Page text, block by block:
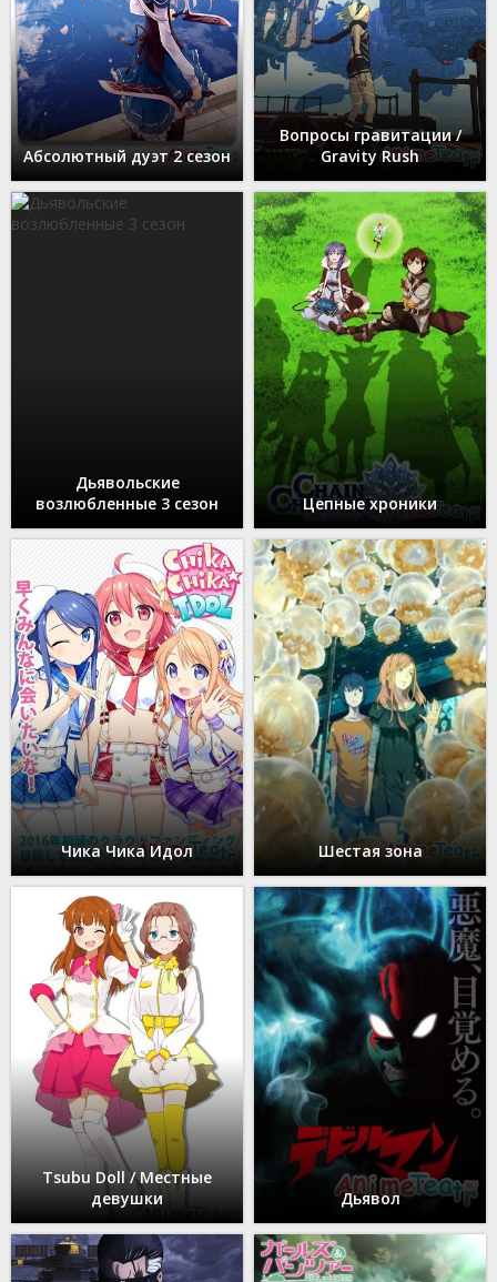
Абсолютный дуэт 2 сезон
Вопросы гравитации /
Gravity Rush
Дьявольские
возлюбленные 3 сезон
Цепные хроники
Чика Чика Идол Шестая зона
Tsubu Doll / Местные
девушки
Дьявол